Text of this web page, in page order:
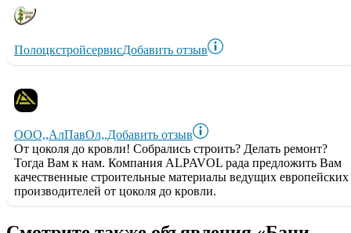
ПолоцкстройсервисДобавить отзыв
ООО,,АлПавОл,,Добавить отзыв
От цоколя до кровли! Собрались строить? Делать ремонт?
Тогда Вам к нам. Компания ALPAVOL рада предложить Вам
качественные строительные материалы ведущих европейских
производителей от цоколя до кровли.